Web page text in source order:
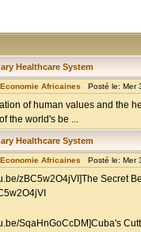
Healthcare System
Africaines Posté le: Mer
of human values and the
the world's be ...
Healthcare System
Africaines Posté le: Mer
zBC5w2O4jVI]The Secret
SqaHnGoCcDM]Cuba's